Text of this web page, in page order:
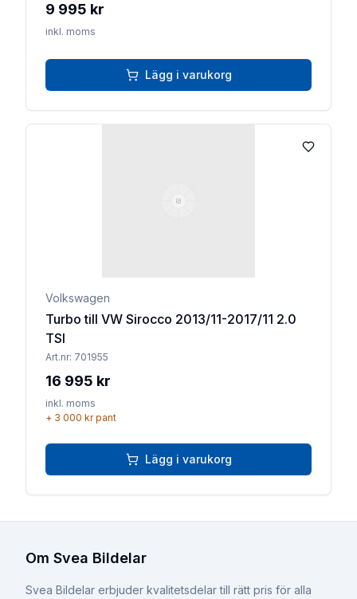
9 995 kr
inkl. moms
Lägg i varukorg
Lägg till
Volkswagen
Turbo till VW Sirocco 2013/11-2017/11 2.0
TSI
Art.nr: 701955
16 995 kr
inkl. moms
+ 3 000 krpant
Lägg i varukorg
Om Svea Bildelar
Svea Bildelar erbjuder kvalitetsdelar till rätt pris för alla